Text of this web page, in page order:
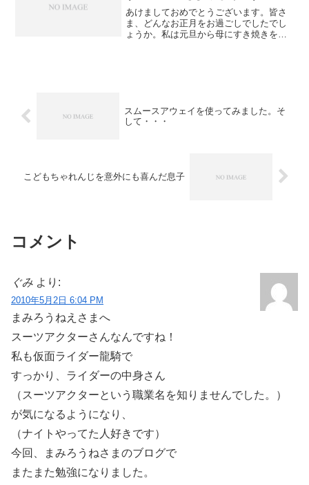
あけましておめでとうございます。皆さ
ま、どんなお正月をお過ごしでしたでし
ょうか。私は元旦から母にすき焼きを作
スムースアウェイを使ってみました。そ
して・・・
こどもちゃれんじを意外にも喜んだ息子
コメント
ぐみ より:
2010年5月2日 6:04 PM
まみろうねえさまへ
スーツアクターさんなんですね！
私も仮面ライダー龍騎で
すっかり、ライダーの中身さん
（スーツアクターという職業名を知りませんでした。）
が気になるようになり、
（ナイトやってた人好きです）
今回、まみろうねさまのブログで
またまた勉強になりました。